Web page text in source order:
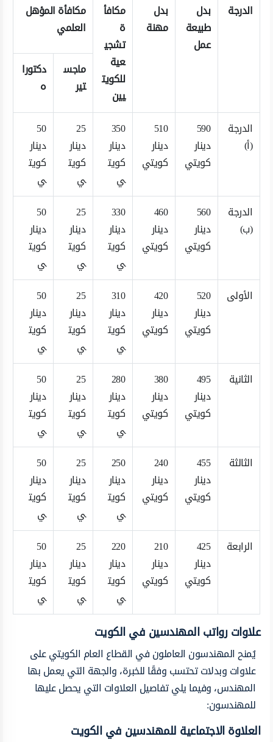
الدرجة
بدل
طبيعة
عمل
بدل
مهنة
مكافأ
ة
تشجي
عية
للكويت
يين
مكافأة المؤهل
العلمي
ماجس
تير
دكتورا
ه
الدرجة
(أ)
590
دينار
كويتي
510
دينار
كويتي
350
دينار
كويت
ي
25
دينار
كويت
ي
50
دينار
كويت
ي
الدرجة
(ب)
560
دينار
كويتي
460
دينار
كويتي
330
دينار
كويت
ي
25
دينار
كويت
ي
50
دينار
كويت
ي
الأولى
520
دينار
كويتي
420
دينار
كويتي
310
دينار
كويت
ي
25
دينار
كويت
ي
50
دينار
كويت
ي
الثانية
495
دينار
كويتي
380
دينار
كويتي
280
دينار
كويت
ي
25
دينار
كويت
ي
50
دينار
كويت
ي
الثالثة
455
دينار
كويتي
240
دينار
كويتي
250
دينار
كويت
ي
25
دينار
كويت
ي
50
دينار
كويت
ي
الرابعة
425
دينار
كويتي
210
دينار
كويتي
220
دينار
كويت
ي
25
دينار
كويت
ي
50
دينار
كويت
ي
علاوات رواتب المهندسين في الكويت
يُمنح المهندسون العاملون في القطاع العام الكويتي على
علاوات وبدلات تحتسب وفقًا للخبرة، والجهة التي يعمل بها
المهندس، وفيما يلي تفاصيل العلاوات التي يحصل عليها
للمهندسون:
العلاوة الاجتماعية للمهندسين في الكويت